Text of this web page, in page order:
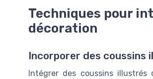
Techniques pour
décoration
Incorporer des coussins
Intégrer des coussins